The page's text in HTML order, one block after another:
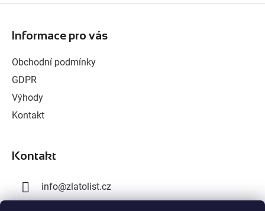
Informace pro vás
Obchodní podmínky
GDPR
Výhody
Kontakt
Kontakt
info@zlatolist.cz